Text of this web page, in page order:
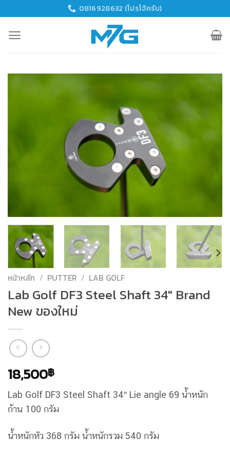
content
0816928632 (โปรโจ้ครับ)
หน้าหลัก / PUTTER / LAB GOLF
Lab Golf DF3 Steel Shaft 34″ Brand
New ของใหม่
18,500฿
Lab Golf DF3 Steel Shaft 34″ Lie angle 69 น้ำหนัก
ก้าน 100 กรัม
น้ำหนักหัว 368 กรัม น้ำหนักรวม 540 กรัม